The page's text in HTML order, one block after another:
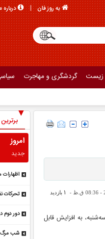
به روز فان درباره
زیست گردشگری و مهاجرت
1بازدید
به افزایش قابل
امروز
جدید
اظهارات
تحرکات
دور دوم
شب مرگ